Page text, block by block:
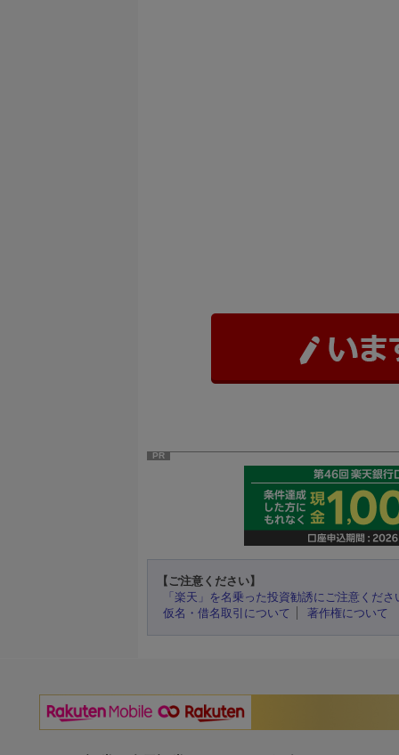
PR
【ご注意ください】
「楽天」を名乗った投資勧誘にご注意くださ
仮名・借名取引について
著作権について